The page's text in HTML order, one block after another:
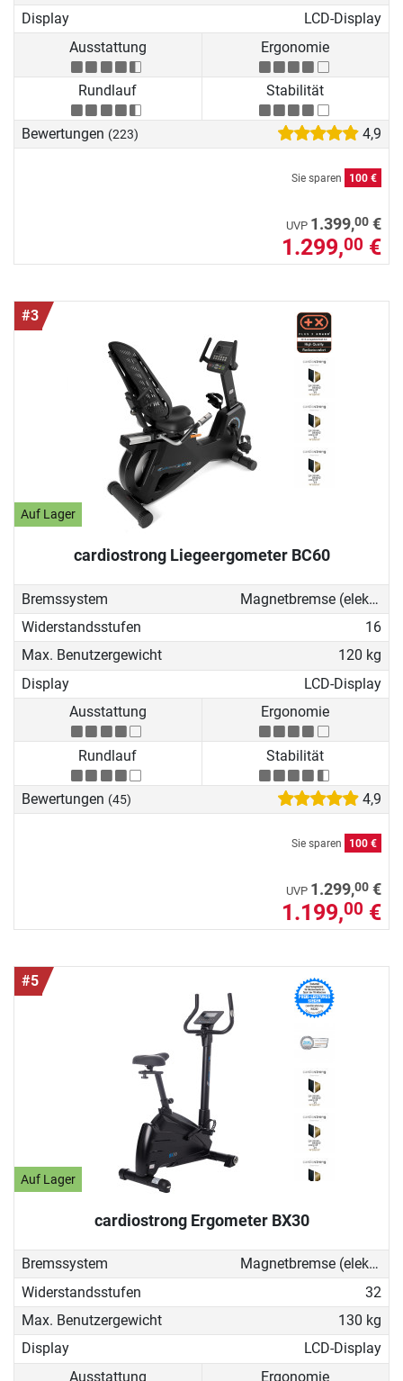
Display
LCD-Display
Ausstattung
Ergonomie
Rundlauf Stabilität
Bewertungen (223) 4,9
Sie sparen 100 €
UVP 1.399,00 €
1.299,00 €
#3
Auf Lager
cardiostrong Liegeergometer BC60
Bremssystem
Magnetbremse (elektronisch)
Widerstandsstufen
16
Max. Benutzergewicht
120 kg
Display
LCD-Display
Ausstattung
Ergonomie
Rundlauf Stabilität
Bewertungen (45) 4,9
Sie sparen 100 €
UVP 1.299,00 €
1.199,00 €
#5
Auf Lager
cardiostrong Ergometer BX30
Bremssystem
Magnetbremse (elektronisch)
Widerstandsstufen
32
Max. Benutzergewicht
130 kg
Display
LCD-Display
Ausstattung
Ergonomie